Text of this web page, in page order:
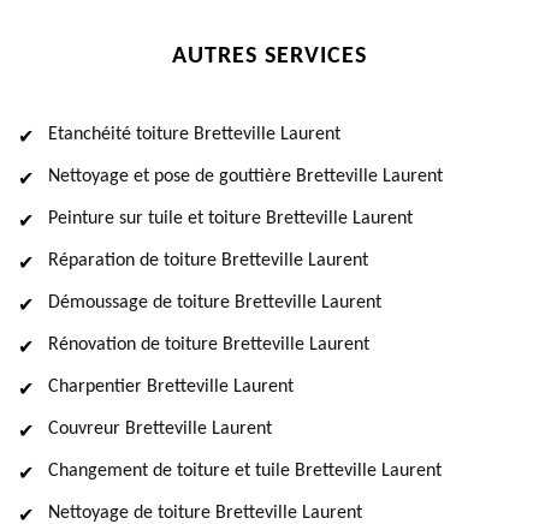
AUTRES SERVICES
Etanchéité toiture Bretteville Laurent
Nettoyage et pose de gouttière Bretteville Laurent
Peinture sur tuile et toiture Bretteville Laurent
Réparation de toiture Bretteville Laurent
Démoussage de toiture Bretteville Laurent
Rénovation de toiture Bretteville Laurent
Charpentier Bretteville Laurent
Couvreur Bretteville Laurent
Changement de toiture et tuile Bretteville Laurent
Nettoyage de toiture Bretteville Laurent